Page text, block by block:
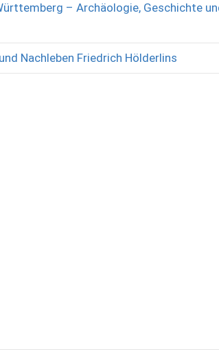
– Archäologie, Geschichte
Nachleben Friedrich Hölderlins